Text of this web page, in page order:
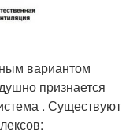
вариантом
признается
. Существуют